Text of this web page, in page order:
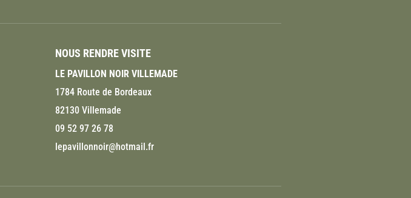
NOUS RENDRE VISITE
LE PAVILLON NOIR VILLEMADE
1784 Route de Bordeaux
82130 Villemade
09 52 97 26 78
lepavillonnoir@hotmail.fr